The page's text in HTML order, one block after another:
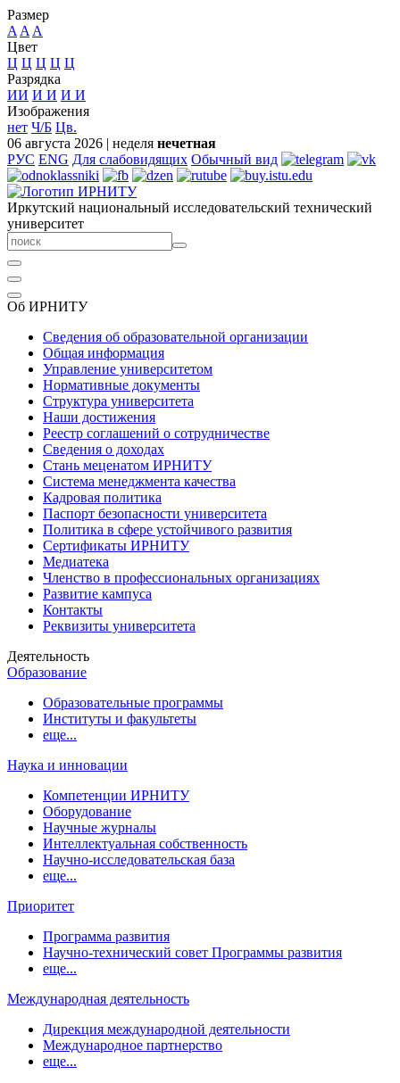
Размер
A A A
Цвет
Ц Ц Ц Ц Ц
Разрядка
ИИ И И И И
Изображения
нет Ч/Б Цв.
06 августа 2026 | неделя нечетная
РУС ENG Для слабовидящих Обычный вид
Иркутский национальный исследовательский технический
университет
Об ИРНИТУ
Сведения об образовательной организации
Общая информация
Управление университетом
Нормативные документы
Структура университета
Наши достижения
Реестр соглашений о сотрудничестве
Сведения о доходах
Стань меценатом ИРНИТУ
Система менеджмента качества
Кадровая политика
Паспорт безопасности университета
Политика в сфере устойчивого развития
Сертификаты ИРНИТУ
Медиатека
Членство в профессиональных организациях
Развитие кампуса
Контакты
Реквизиты университета
Деятельность
Образование
Образовательные программы
Институты и факультеты
еще...
Наука и инновации
Компетенции ИРНИТУ
Оборудование
Научные журналы
Интеллектуальная собственность
Научно-исследовательская база
еще...
Приоритет
Программа развития
Научно-технический совет Программы развития
еще...
Международная деятельность
Дирекция международной деятельности
Международное партнерство
еще...